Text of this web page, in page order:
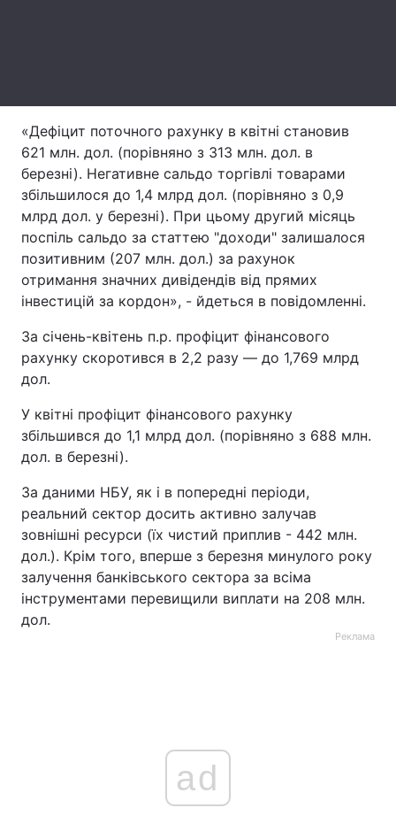
Тема оформлення
«Дефіцит поточного рахунку в квітні становив
621 млн. дол. (порівняно з 313 млн. дол. в
березні). Негативне сальдо торгівлі товарами
збільшилося до 1,4 млрд дол. (порівняно з 0,9
млрд дол. у березні). При цьому другий місяць
поспіль сальдо за статтею "доходи" залишалося
позитивним (207 млн. дол.) за рахунок
отримання значних дивідендів від прямих
інвестицій за кордон», - йдеться в повідомленні.
За січень-квітень п.р. профіцит фінансового
рахунку скоротився в 2,2 разу — до 1,769 млрд
дол.
У квітні профіцит фінансового рахунку
збільшився до 1,1 млрд дол. (порівняно з 688 млн.
дол. в березні).
За даними НБУ, як і в попередні періоди,
реальний сектор досить активно залучав
зовнішні ресурси (їх чистий приплив - 442 млн.
дол.). Крім того, вперше з березня минулого року
залучення банківського сектора за всіма
інструментами перевищили виплати на 208 млн.
дол.
Реклама
ad